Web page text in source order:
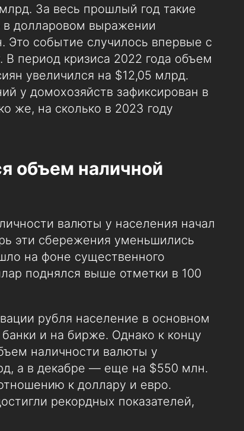
За весь прошлый год такие
в долларовом выражении
Это событие случилось впервые с
В период кризиса 2022 года объем
увеличился на $12,05 млрд.
у домохозяйств зафиксирован в
же, на сколько в 2023 году
объем наличной
валюты у населения начал
эти сбережения уменьшились
на фоне существенного
поднялся выше отметки в 100
рубля население в основном
и на бирже. Однако к концу
наличности валюты у
а в декабре — еще на $550 млн.
к доллару и евро.
рекордных показателей,